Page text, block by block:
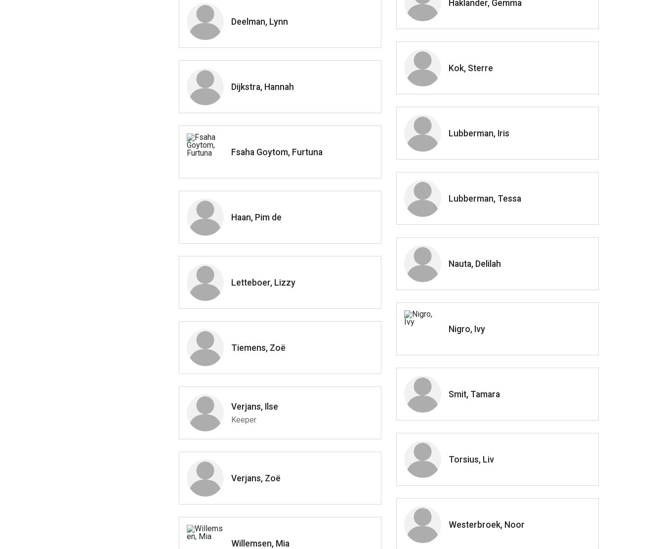
Deelman, Lynn
Dijkstra, Hannah
Fsaha Goytom, Furtuna
Haan, Pim de
Letteboer, Lizzy
Tiemens, Zoë
Verjans, Ilse
Keeper
Verjans, Zoë
Willemsen, Mia
Haklander, Gemma
Kok, Sterre
Lubberman, Iris
Lubberman, Tessa
Nauta, Delilah
Nigro, Ivy
Smit, Tamara
Torsius, Liv
Westerbroek, Noor